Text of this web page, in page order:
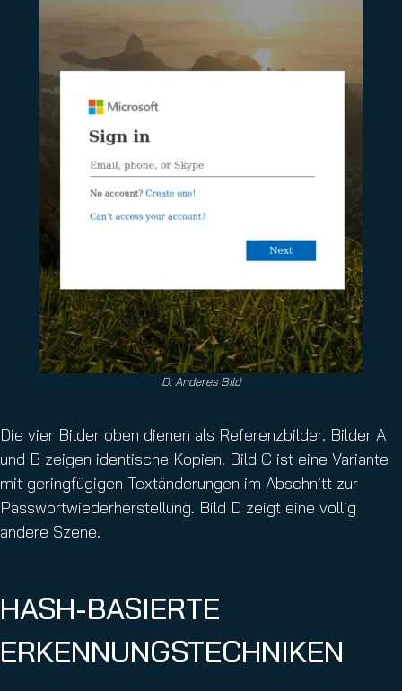
D. Anderes Bild
Die vier Bilder oben dienen als Referenzbilder. Bilder A
und B zeigen identische Kopien. Bild C ist eine Variante
mit geringfügigen Textänderungen im Abschnitt zur
Passwortwiederherstellung. Bild D zeigt eine völlig
andere Szene.
HASH-BASIERTE
ERKENNUNGSTECHNIKEN